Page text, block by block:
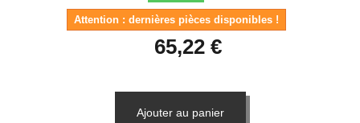
Attention : dernières pièces disponibles !
65,22 €
Ajouter au panier